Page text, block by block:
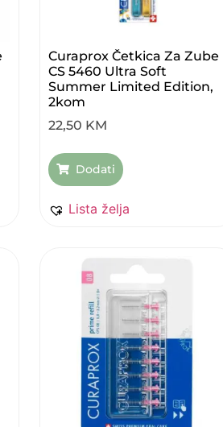
Curaprox Četkica Za Zube
CS 5460 Ultra Soft
Summer Limited Edition,
2kom
22,50 KM
Dodati
Lista želja